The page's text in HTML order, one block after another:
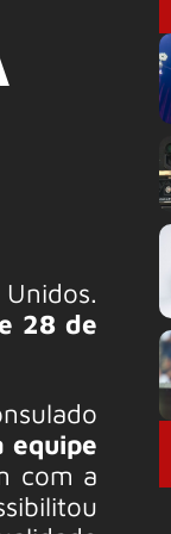
28 de
equipe
com a